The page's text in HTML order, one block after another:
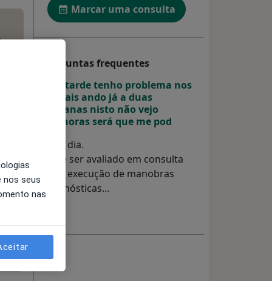
Marcar uma consulta
Perguntas frequentes
Boa tarde tenho problema nos
cristais ando já a duas
semanas nisto não vejo
melhoras será que me pod
Bom dia.
Deve ser avaliado em consulta
para execução de manobras
diagnósticas…
nos seus
nas